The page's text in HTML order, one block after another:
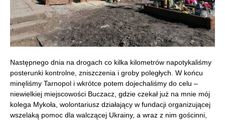
Następnego dnia na drogach co kilka kilometrów napotykaliśmy
posterunki kontrolne, zniszczenia i groby poległych. W końcu
minęliśmy Tarnopol i wkrótce potem dojechaliśmy do celu –
niewielkiej miejscowości Buczacz, gdzie czekał już na mnie mój
kolega Mykoła, wolontariusz działający w fundacji organizującej
wszelaką pomoc dla walczącej Ukrainy, a wraz z nim gościnni,